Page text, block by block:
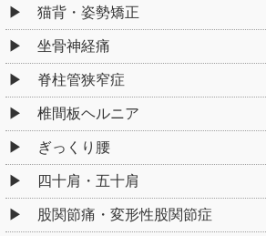
猫背・姿勢矯正
坐骨神経痛
脊柱管狭窄症
椎間板ヘルニア
ぎっくり腰
四十肩・五十肩
股関節痛・変形性股関節症